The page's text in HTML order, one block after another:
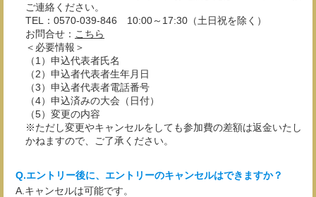
ご連絡ください。
TEL：0570-039-846 10:00～17:30（土日祝を除く）
お問合せ： こちら
＜必要情報＞
（1）申込代表者氏名
（2）申込者代表者生年月日
（3）申込者代表者電話番号
（4）申込済みの大会（日付）
（5）変更の内容
※ただし変更やキャンセルをしても参加費の差額は返金いたし
かねますので、ご了承ください。
エントリー後に、エントリーのキャンセルはできますか？
キャンセルは可能です。